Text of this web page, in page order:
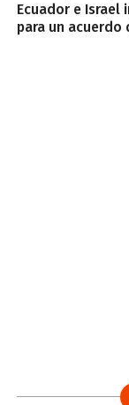
Ecuador e Israel
para un acuerdo